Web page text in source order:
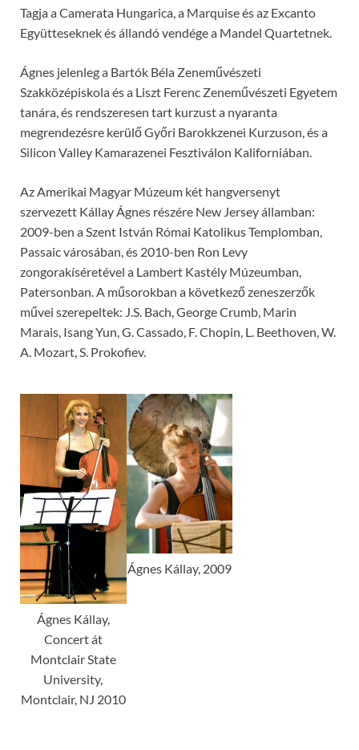
Tagja a Camerata Hungarica, a Marquise és az Excanto
Együtteseknek és állandó vendége a Mandel Quartetnek.
Ágnes jelenleg a Bartók Béla Zeneművészeti
Szakközépiskola és a Liszt Ferenc Zeneművészeti Egyetem
tanára, és rendszeresen tart kurzust a nyaranta
megrendezésre kerülő Győri Barokkzenei Kurzuson, és a
Silicon Valley Kamarazenei Fesztiválon Kaliforniában.
Az Amerikai Magyar Múzeum két hangversenyt
szervezett Kállay Ágnes részére New Jersey államban:
2009-ben a Szent István Római Katolikus Templomban,
Passaic városában, és 2010-ben Ron Levy
zongorakíséretével a Lambert Kastély Múzeumban,
Patersonban. A műsorokban a következő zeneszerzők
művei szerepeltek: J.S. Bach, George Crumb, Marin
Marais, Isang Yun, G. Cassado, F. Chopin, L. Beethoven, W.
A. Mozart, S. Prokofiev.
Ágnes Kállay,
Concert át
Montclair State
University,
Montclair, NJ 2010
Ágnes Kállay, 2009